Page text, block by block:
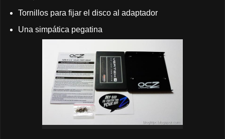
Tornillos para fijar el disco al adaptador
Una simpática pegatina